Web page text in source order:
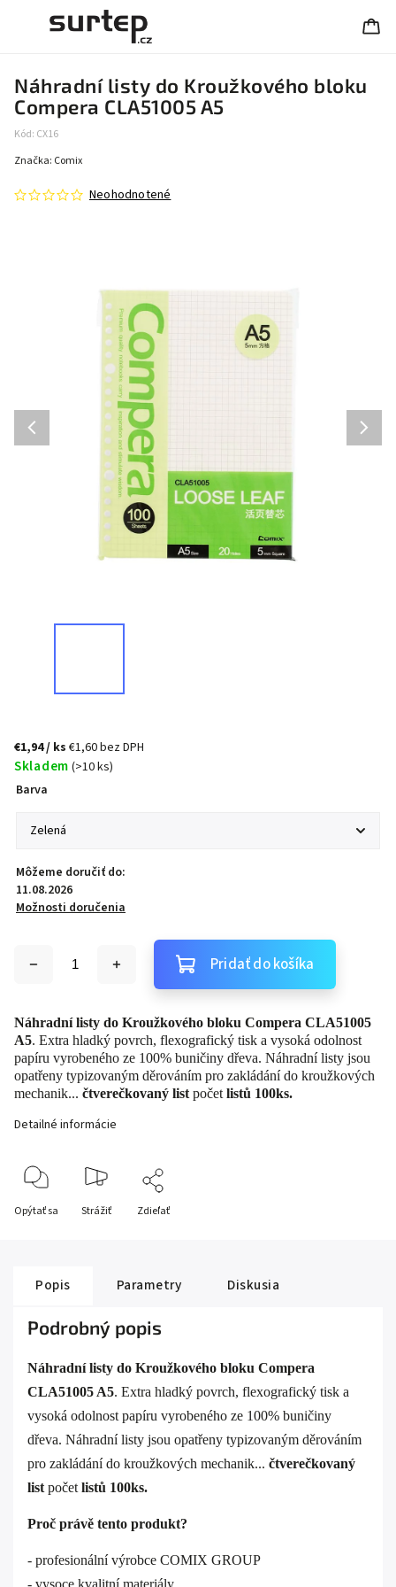
Náhradní listy do Kroužkového bloku
Compera CLA51005 A5
Kód: CX16
Neohodnotené
Značka: Comix
€1,94/ ks €1,60 bez DPH
Skladem (>10 ks)
Barva
Môžeme doručiť do:
11.08.2026
Možnosti doručenia
Pridať do košíka
Náhradní listy do Kroužkového bloku Compera CLA51005
A5. Extra hladký povrch, flexografický tisk a vysoká odolnost
papíru vyrobeného ze 100% buničiny dřeva. Náhradní listy jsou
opatřeny typizovaným děrováním pro zakládání do kroužkových
mechanik... čtverečkovaný list počet listů 100ks.
Detailné informácie
Opýtať sa Strážiť Zdieľať
Popis Parametry Diskusia
Podrobný popis
Náhradní listy do Kroužkového bloku Compera
CLA51005 A5. Extra hladký povrch, flexografický tisk a
vysoká odolnost papíru vyrobeného ze 100% buničiny
dřeva. Náhradní listy jsou opatřeny typizovaným děrováním
pro zakládání do kroužkových mechanik... čtverečkovaný
list počet listů 100ks.
Proč právě tento produkt?
- profesionální výrobce COMIX GROUP
- vysoce kvalitní materiály